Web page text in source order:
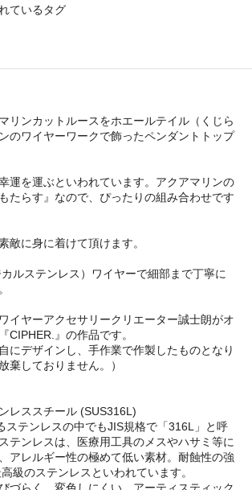
ているタグ
リンカットルースをホエールテイル（くじら
のワイヤーワークで飾ったペンダントトップ
運を運ぶといわれています。アクアマリンの
たらす』なので、ぴったりの組み合わせです
敵に身に着けて頂けます。
ルステンレス）ワイヤーで細部まで丁寧に
イヤーアクセサリークリエーター誠士朗がオ
CIPHER.』の作品です。
にデザインし、手作業で作製したものとなり
棄しておりません。）
レススチール (SUS316L)
テンレスの中でもJIS規格で「316L」と呼
テンレスは、医療用工具のメスやハサミ等に
アレルギー性の極めて低い素材。耐蝕性の強
級のステンレスといわれています。
づらく、変色しにくい、アーティスティック